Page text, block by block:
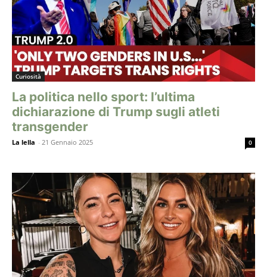
Curiosità
La politica nello sport: l’ultima
dichiarazione di Trump sugli atleti
transgender
La lella - 21 Gennaio 2025 0